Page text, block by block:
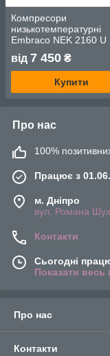
Компресори
низькотемпературні
Embraco NEK 2160 U
від 7 450 ₴
Купити
Про нас
100% позитивних
Працює з
м. Дніпро
вул. Романа
Контакти
Сьогодні
Показати весь
Про нас
Контакти